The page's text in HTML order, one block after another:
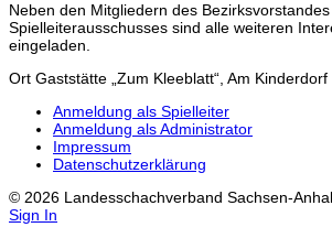
Neben den Mitgliedern des
Spielleiterausschusses sind alle weiteren
eingeladen.
Ort Gaststätte „Zum Kleeblatt“, Am
Anmeldung als Spielleiter
Anmeldung als Administrator
Impressum
Datenschutzerklärung
© 2026 Landesschachverband Sachsen-
Sign In